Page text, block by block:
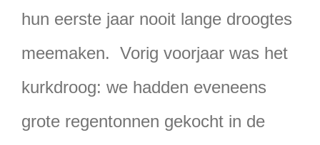
hun eerste jaar nooit lange droogtes
meemaken. Vorig voorjaar was het
kurkdroog: we hadden eveneens
grote regentonnen gekocht in de